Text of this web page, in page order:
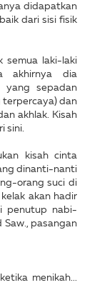
didapatkan
dari sisi fisik
semua laki-laki
akhirnya dia
yang sepadan
terpercaya) dan
akhlak. Kisah
sini.
kisah cinta
dinanti-nanti
orang suci di
akan hadir
penutup nabi-
Saw., pasangan
menikah...